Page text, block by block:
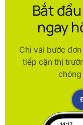
Bắt
ngay
Chỉ vài bước
tiếp cận thị
chóng